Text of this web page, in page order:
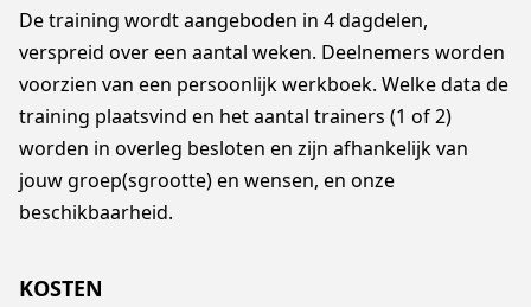
De training wordt aangeboden in 4 dagdelen,
verspreid over een aantal weken. Deelnemers worden
voorzien van een persoonlijk werkboek. Welke data de
training plaatsvind en het aantal trainers (1 of 2)
worden in overleg besloten en zijn afhankelijk van
jouw groep(sgrootte) en wensen, en onze
beschikbaarheid.
KOSTEN